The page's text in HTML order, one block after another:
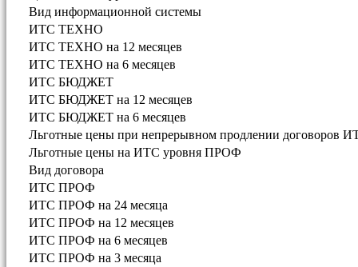
Вид информационной системы
ИТС ТЕХНО
ИТС ТЕХНО на 12 месяцев
ИТС ТЕХНО на 6 месяцев
ИТС БЮДЖЕТ
ИТС БЮДЖЕТ на 12 месяцев
ИТС БЮДЖЕТ на 6 месяцев
Льготные цены при непрерывном продлении договоров
Льготные цены на ИТС уровня ПРОФ
Вид договора
ИТС ПРОФ
ИТС ПРОФ на 24 месяца
ИТС ПРОФ на 12 месяцев
ИТС ПРОФ на 6 месяцев
ИТС ПРОФ на 3 месяца